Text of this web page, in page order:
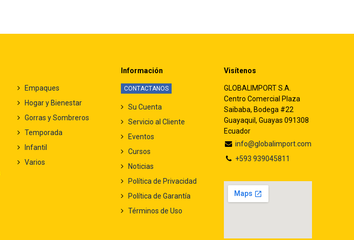
Empaques
Hogar y Bienestar
Gorras y Sombreros
Temporada
Infantil
Varios
Información
CONTACTANOS
Su Cuenta
Servicio al Cliente
Eventos
Cursos
Noticias
Política de Privacidad
Política de Garantía
Términos de Uso
Visítenos
GLOBALIMPORT S.A.
Centro Comercial Plaza
Saibaba, Bodega #22
Guayaquil, Guayas 091308
Ecuador
info@globalimport.com
+593 939045811